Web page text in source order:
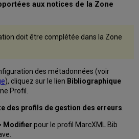
aux notices de la Zone
doit être complétée dans la Zone
des métadonnées (voir
), cliquez sur le lien Bibliographique
Profil.
des profils de gestion des erreurs
Modifier pour le profil MarcXML Bib